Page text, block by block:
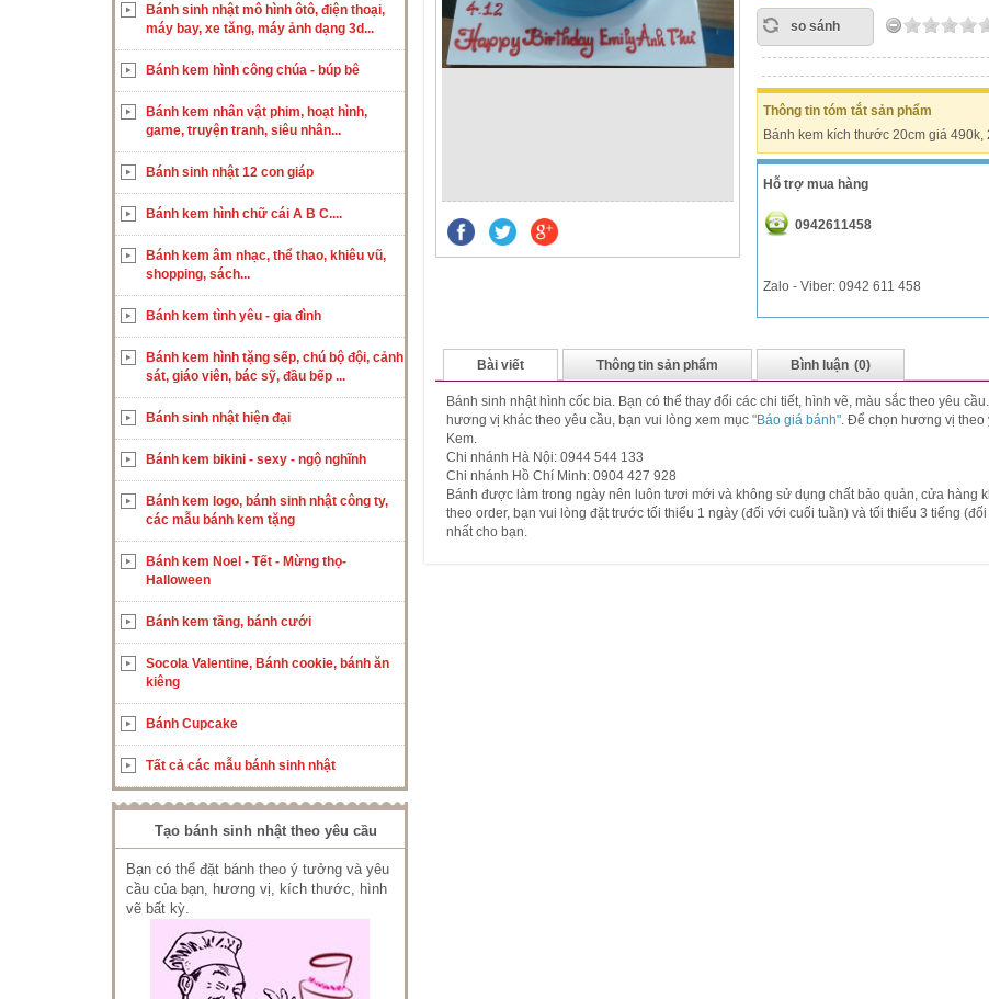
so sánh
Thông tin tóm tắt sản phẩm
Bánh kem kích thước 20cm giá 490k,
Hỗ trợ mua hàng
0942611458
Zalo - Viber: 0942 611 458
Bài viết Thông tin sản phẩm Bình luận (0)
Bánh sinh nhật hình cốc bia. Bạn có thể thay đổi các chi tiết, hình vẽ, màu sắc theo yêu
hương vị khác theo yêu cầu, bạn vui lòng xem mục "Báo giá bánh" . Để chọn hương vị
Kem.
Chi nhánh Hà Nội: 0944 544 133
Chi nhánh Hồ Chí Minh: 0904 427 928
Bánh được làm trong ngày nên luôn tươi mới và không sử dụng chất bảo quản, cửa hàng
theo order, bạn vui lòng đặt trước tối thiểu 1 ngày (đối với cuối tuần) và tối thiểu 3 tiếng
nhất cho bạn.
Bánh sinh nhật mô hình ôtô, điện thoại,
máy bay, xe tăng, máy ảnh dạng 3d...
Bánh kem hình công chúa - búp bê
Bánh kem nhân vật phim, hoạt hình,
game, truyện tranh, siêu nhân...
Bánh sinh nhật 12 con giáp
Bánh kem hình chữ cái A B C....
Bánh kem âm nhạc, thể thao, khiêu vũ,
shopping, sách...
Bánh kem tình yêu - gia đình
Bánh kem hình tặng sếp, chú bộ đội, cảnh
sát, giáo viên, bác sỹ, đầu bếp ...
Bánh sinh nhật hiện đại
Bánh kem bikini - sexy - ngộ nghĩnh
Bánh kem logo, bánh sinh nhật công ty,
các mẫu bánh kem tặng
Bánh kem Noel - Tết - Mừng thọ-
Halloween
Bánh kem tầng, bánh cưới
Socola Valentine, Bánh cookie, bánh ăn
kiêng
Bánh Cupcake
Tất cả các mẫu bánh sinh nhật
Tạo bánh sinh nhật theo yêu cầu
Bạn có thể đặt bánh theo ý tưởng và yêu
cầu của bạn, hương vị, kích thước, hình
vẽ bất kỳ.